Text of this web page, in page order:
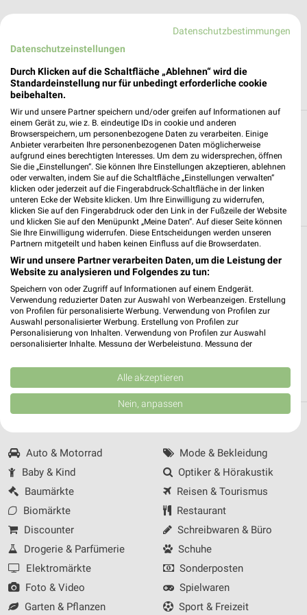
Alle Filialen, Adressen und Öffnungszeiten
von notebooksbilliger.de in und um Bottrop
Du suchst die nächste Filiale von notebooksbilliger.de in
Bottrop. Hier siehst Du alle notebooksbilliger.de Filialen in der
Umgebung von Bottrop.
notebooksbilliger.de Filialen &
Öffnungszeiten in folgenden Städten
notebooksbilliger.de in München
› notebooksbilliger.de in Düsseldorf
› notebooksbilliger.de in Laatzen
Auto & Motorrad
Baby & Kind
Baumärkte
Biomärkte
Discounter
Drogerie & Parfümerie
Elektromärkte
Foto & Video
Garten & Pflanzen
Mode & Bekleidung
Optiker & Hörakustik
Reisen & Tourismus
Restaurant
Schreibwaren & Büro
Schuhe
Sonderposten
Spielwaren
Sport & Freizeit
Datenschutzbestimmungen
Datenschutzeinstellungen
Durch Klicken auf die Schaltfläche „Ablehnen“ wird die
Standardeinstellung nur für unbedingt erforderliche cookie
beibehalten.
Wir und unsere Partner speichern und/oder greifen auf Informationen auf
einem Gerät zu, wie z. B. eindeutige IDs in cookie und anderen
Browserspeichern, um personenbezogene Daten zu verarbeiten. Einige
Anbieter verarbeiten Ihre personenbezogenen Daten möglicherweise
aufgrund eines berechtigten Interesses. Um dem zu widersprechen, öffnen
Sie die „Einstellungen“. Sie können Ihre Einstellungen akzeptieren, ablehnen
oder verwalten, indem Sie auf die Schaltfläche „Einstellungen verwalten“
klicken oder jederzeit auf die Fingerabdruck-Schaltfläche in der linken
unteren Ecke der Website klicken. Um Ihre Einwilligung zu widerrufen,
klicken Sie auf den Fingerabdruck oder den Link in der Fußzeile der Website
und klicken Sie auf den Menüpunkt „Meine Daten“. Auf dieser Seite können
Sie Ihre Einwilligung widerrufen. Diese Entscheidungen werden unseren
Partnern mitgeteilt und haben keinen Einfluss auf die Browserdaten.
Wir und unsere Partner verarbeiten Daten, um die Leistung der
Website zu analysieren und Folgendes zu tun:
Speichern von oder Zugriff auf Informationen auf einem Endgerät.
Verwendung reduzierter Daten zur Auswahl von Werbeanzeigen. Erstellung
von Profilen für personalisierte Werbung. Verwendung von Profilen zur
Auswahl personalisierter Werbung. Erstellung von Profilen zur
Personalisierung von Inhalten. Verwendung von Profilen zur Auswahl
personalisierter Inhalte. Messung der Werbeleistung. Messung der
Kombinationen von Daten aus verschiedenen Quellen. Entwicklung und
Verbesserung der Angebote. Verwendung reduzierter Daten zur Auswahl
von Inhalten.
Daten können außerhalb der Europäischen Union weitergegeben und in die
USA gesendet werden.
Website/App.
Partnerliste anzeigen (1 IAB-Anbieter)
Wir nutzen Ihre Daten für folgende Zwecke:
IAB-Verarbeitungszwecke:
Speichern von oder Zugriff auf Informationen
Verwendung reduzierter Daten zur Auswahl von
Erstellung von Profilen für personalisierte
Werbung
Alle akzeptieren
Nein, anpassen